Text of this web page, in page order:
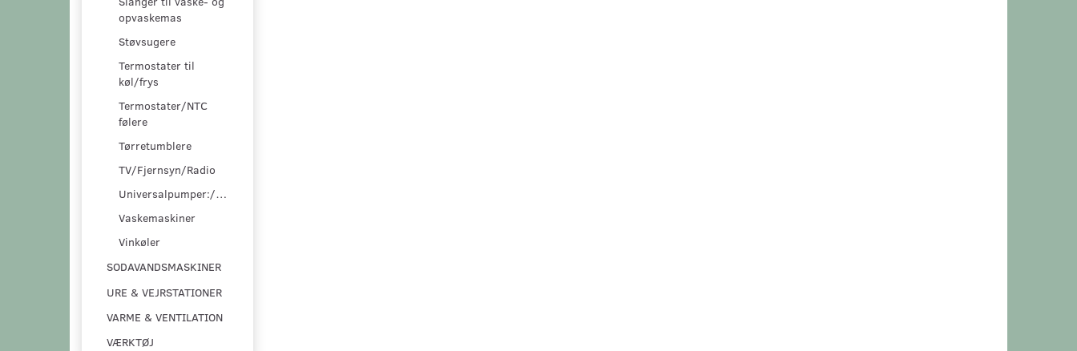
opvaskemas
Støvsugere
Termostater til
køl/frys
Termostater/NTC
følere
Tørretumblere
TV/Fjernsyn/Radio
Universalpumper:/pumpesæt
Vaskemaskiner
Vinkøler
SODAVANDSMASKINER
URE & VEJRSTATIONER
VARME & VENTILATION
VÆRKTØJ